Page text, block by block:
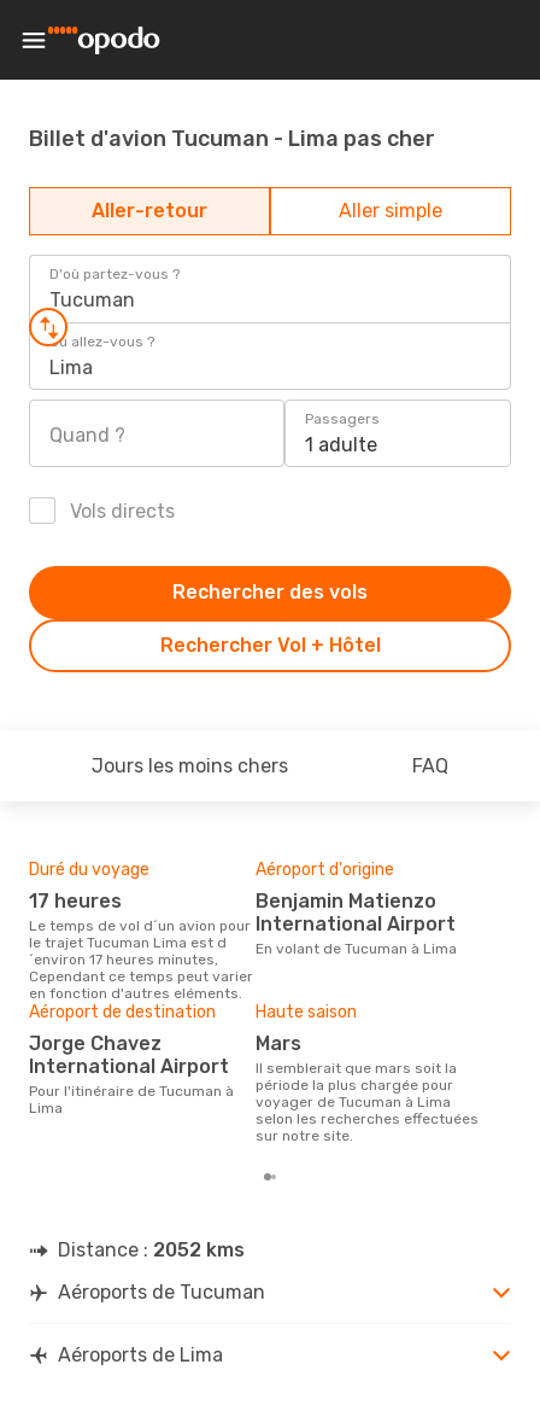
Billet d'avion Tucuman - Lima pas cher
Aller-retour Aller simple
D'où partez-vous ?
Tucuman
Où allez-vous ?
Lima
Quand ?
Passagers
1 adulte
Vols directs
Rechercher Vol + Hôtel
Rechercher des vols
Jours les moins chers FAQ
Duré du voyage
17 heures
Le temps de vol d´un avion pour
le trajet Tucuman Lima est d
´environ 17 heures minutes,
Cependant ce temps peut varier
en fonction d'autres eléments.
Aéroport d'origine
Benjamin Matienzo
International Airport
En volant de Tucuman à Lima
Aéroport de destination
Jorge Chavez
International Airport
Pour l'itinéraire de Tucuman à
Lima
Haute saison
mars
Il semblerait que mars soit la
période la plus chargée pour
voyager de Tucuman à Lima
selon les recherches effectuées
sur notre site.
Distance : 2052 kms
Aéroports de Tucuman
Aéroports de Lima